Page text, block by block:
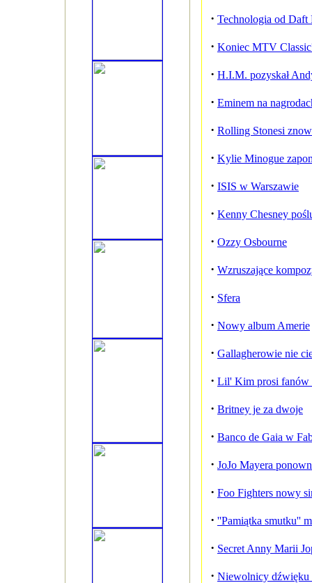
· Technologia od Daft
· Koniec MTV
· H.I.M. pozyskał
· Eminem na
· Rolling Stonesi
· Kylie Minogue
· ISIS w Warszawie
· Kenny Chesney
· Ozzy Osbourne
· Wzruszające
· Sfera
· Nowy album Amerie
· Gallagherowie nie
· Lil' Kim prosi fanów
· Britney je za dwoje
· Banco de Gaia w
· JoJo Mayera
· Foo Fighters nowy
· ''Pamiątka smutku''
· Secret Anny Marii
· Niewolnicy dźwięku